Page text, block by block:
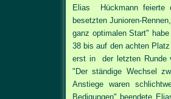
Elias Hückmann feierte
besetzten Junioren-
ganz optimalen Start"
38 bis auf den achten
erst in der letzten Runde
"Der ständige Wechsel
Anstiege waren
Bedigungen" beendete